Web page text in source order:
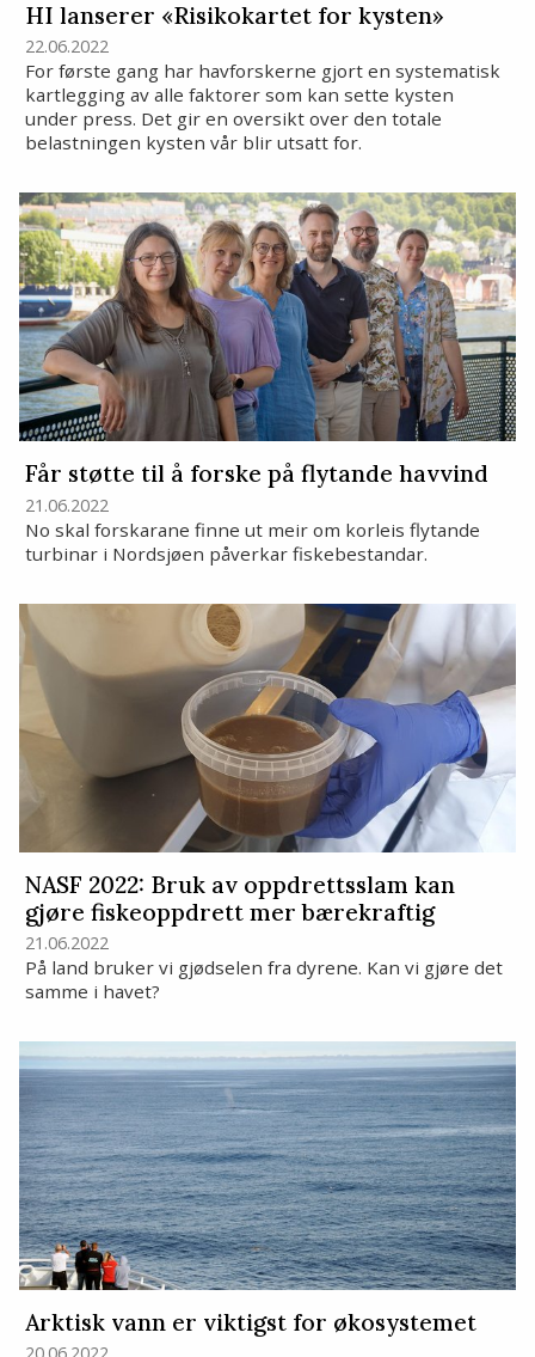
HI lanserer «Risikokartet for kysten»
22.06.2022
For første gang har havforskerne gjort en systematisk
kartlegging av alle faktorer som kan sette kysten
under press. Det gir en oversikt over den totale
belastningen kysten vår blir utsatt for.
Får støtte til å forske på flytande havvind
21.06.2022
No skal forskarane finne ut meir om korleis flytande
turbinar i Nordsjøen påverkar fiskebestandar.
NASF 2022: Bruk av oppdrettsslam kan
gjøre fiskeoppdrett mer bærekraftig
21.06.2022
På land bruker vi gjødselen fra dyrene. Kan vi gjøre det
samme i havet?
Arktisk vann er viktigst for økosystemet